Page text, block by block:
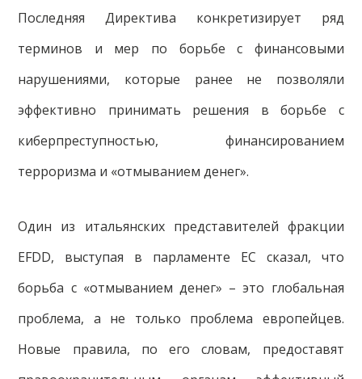
Последняя Директива конкретизирует ряд
терминов и мер по борьбе с финансовыми
нарушениями, которые ранее не позволяли
эффективно принимать решения в борьбе с
киберпреступностью, финансированием
терроризма и «отмыванием денег».
Один из итальянских представителей фракции
EFDD, выступая в парламенте ЕС сказал, что
борьба с «отмыванием денег» – это глобальная
проблема, а не только проблема европейцев.
Новые правила, по его словам, предоставят